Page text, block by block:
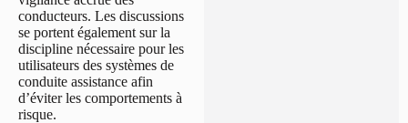
conducteurs. Les discussions
se portent également sur la
discipline nécessaire pour les
utilisateurs des systèmes de
conduite assistance afin
d’éviter les comportements à
risque.